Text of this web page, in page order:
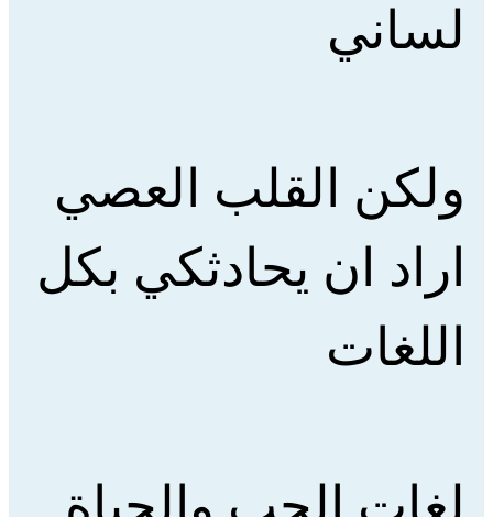
لساني
ولكن القلب العصي
اراد ان يحادثكي بكل
اللغات